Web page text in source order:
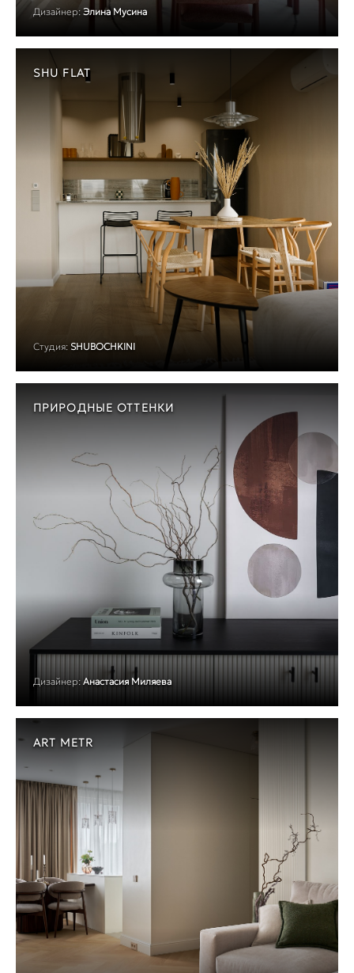
Дизайнер: Элина Мусина
SHU FLAT
Студия: SHUBOCHKINI
ПРИРОДНЫЕ ОТТЕНКИ
Дизайнер: Анастасия Миляева
ART METR